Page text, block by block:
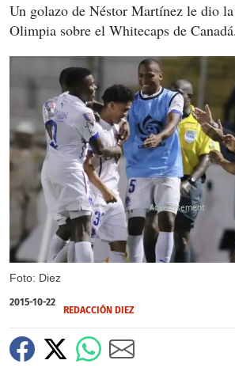
Un golazo de Néstor Martínez le dio
Olimpia sobre el Whitecaps de Canadá.
Foto: Diez
2015-10-22
REDACCIÓN DIEZ